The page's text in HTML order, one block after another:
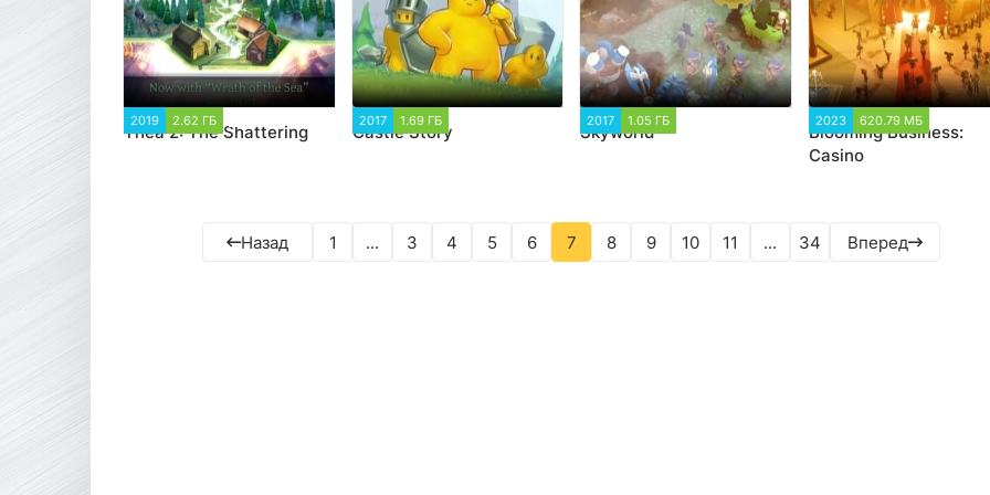
2019 2.62 ГБ
Thea 2: The Shattering
2017 1.69 ГБ
Castle Story
2017 1.05 ГБ
Skyworld
2023 620.79 МБ
Blooming Business:
Casino
Назад 1 ... 3 4 5 6 7 8 9 10 11 ... 34 Вперед